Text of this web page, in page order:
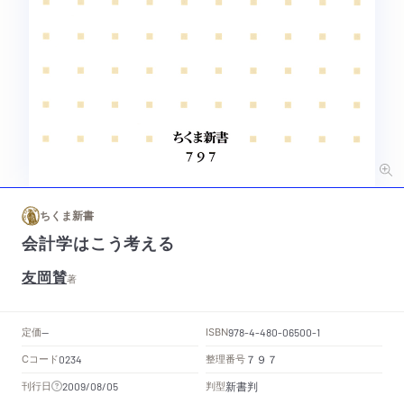
ちくま新書
会計学はこう考える
友岡賛著
定価-- ISBN978-4-480-06500-1
Cコード0234 整理番号 ７９７
刊行日 2009/08/05 判型新書判